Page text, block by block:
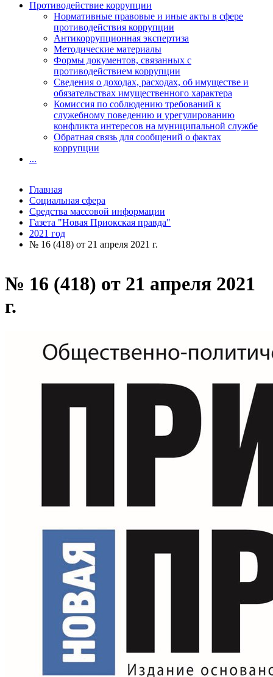
№ 16 (418) от 21 апреля 2021
г.
Противодействие коррупции
Нормативные правовые и иные акты в сфере
противодействия коррупции
Антикоррупционная экспертиза
Методические материалы
Формы документов, связанных с
противодействием коррупции
Сведения о доходах, расходах, об имуществе и
обязательствах имущественного характера
Комиссия по соблюдению требований к
служебному поведению и урегулированию
конфликта интересов на муниципальной службе
Обратная связь для сообщений о фактах
коррупции
...
Главная
Социальная сфера
Средства массовой информации
Газета "Новая Приокская правда"
2021 год
№ 16 (418) от 21 апреля 2021 г.